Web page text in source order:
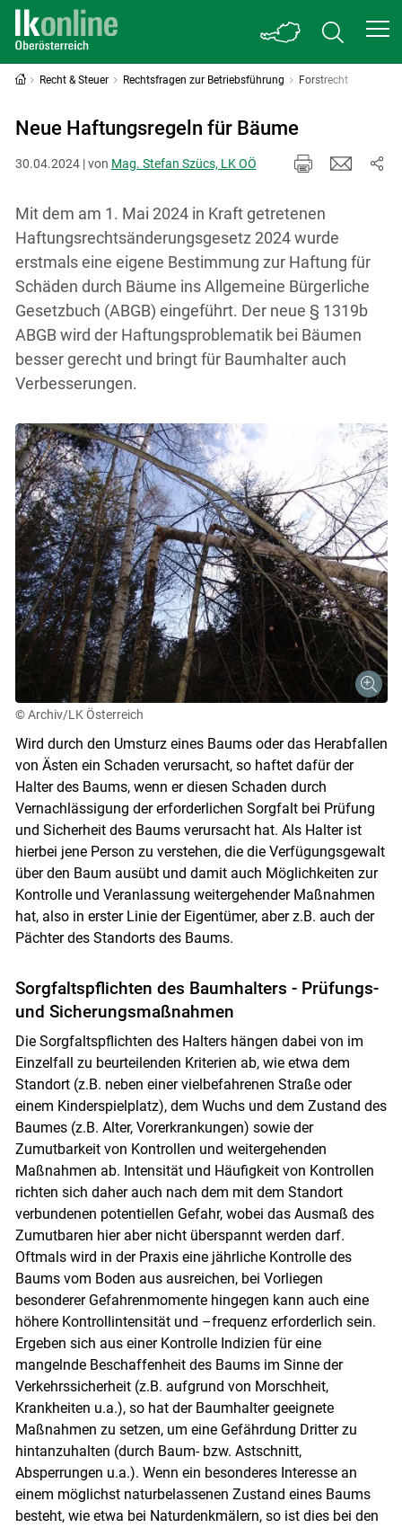
Skip to main content
Recht & Steuer Rechtsfragen zur Betriebsführung Forstrecht
Neue Haftungsregeln für Bäume
30.04.2024 | von Mag. Stefan Szücs, LK OÖ
Mit dem am 1. Mai 2024 in Kraft getretenen
Haftungsrechtsänderungsgesetz 2024 wurde
erstmals eine eigene Bestimmung zur Haftung für
Schäden durch Bäume ins Allgemeine Bürgerliche
Gesetzbuch (ABGB) eingeführt. Der neue § 1319b
ABGB wird der Haftungsproblematik bei Bäumen
besser gerecht und bringt für Baumhalter auch
Verbesserungen.
© Archiv/LK Österreich
Wird durch den Umsturz eines Baums oder das Herabfallen
von Ästen ein Schaden verursacht, so haftet dafür der
Halter des Baums, wenn er diesen Schaden durch
Vernachlässigung der erforderlichen Sorgfalt bei Prüfung
und Sicherheit des Baums verursacht hat. Als Halter ist
hierbei jene Person zu verstehen, die die Verfügungsgewalt
über den Baum ausübt und damit auch Möglichkeiten zur
Kontrolle und Veranlassung weitergehender Maßnahmen
hat, also in erster Linie der Eigentümer, aber z.B. auch der
Pächter des Standorts des Baums.
Sorgfaltspflichten des Baumhalters - Prüfungs-
und Sicherungsmaßnahmen
Die Sorgfaltspflichten des Halters hängen dabei von im
Einzelfall zu beurteilenden Kriterien ab, wie etwa dem
Standort (z.B. neben einer vielbefahrenen Straße oder
einem Kinderspielplatz), dem Wuchs und dem Zustand des
Baumes (z.B. Alter, Vorerkrankungen) sowie der
Zumutbarkeit von Kontrollen und weitergehenden
Maßnahmen ab. Intensität und Häufigkeit von Kontrollen
richten sich daher auch nach dem mit dem Standort
verbundenen potentiellen Gefahr, wobei das Ausmaß des
Zumutbaren hier aber nicht überspannt werden darf.
Oftmals wird in der Praxis eine jährliche Kontrolle des
Baums vom Boden aus ausreichen, bei Vorliegen
besonderer Gefahrenmomente hingegen kann auch eine
höhere Kontrollintensität und –frequenz erforderlich sein.
Ergeben sich aus einer Kontrolle Indizien für eine
mangelnde Beschaffenheit des Baums im Sinne der
Verkehrssicherheit (z.B. aufgrund von Morschheit,
Krankheiten u.a.), so hat der Baumhalter geeignete
Maßnahmen zu setzen, um eine Gefährdung Dritter zu
hintanzuhalten (durch Baum- bzw. Astschnitt,
Absperrungen u.a.). Wenn ein besonderes Interesse an
einem möglichst naturbelassenen Zustand eines Baums
besteht, wie etwa bei Naturdenkmälern, so ist dies bei den